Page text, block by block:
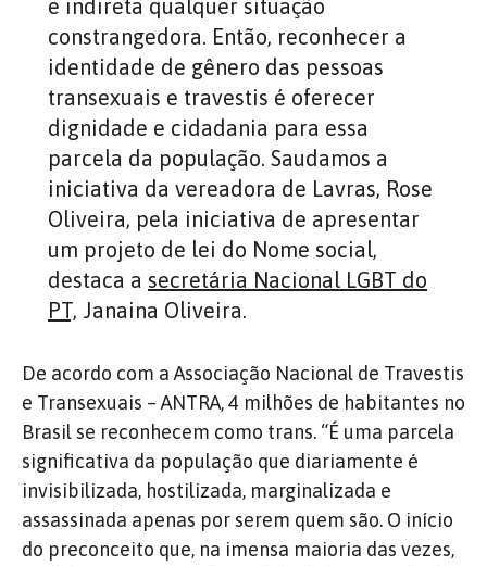
e indireta qualquer situação
constrangedora. Então, reconhecer a
identidade de gênero das pessoas
transexuais e travestis é oferecer
dignidade e cidadania para essa
parcela da população. Saudamos a
iniciativa da vereadora de Lavras, Rose
Oliveira, pela iniciativa de apresentar
um projeto de lei do Nome social,
destaca a secretária Nacional LGBT do
PT, Janaina Oliveira.
De acordo com a Associação Nacional de Travestis
e Transexuais – ANTRA, 4 milhões de habitantes no
Brasil se reconhecem como trans. “É uma parcela
significativa da população que diariamente é
invisibilizada, hostilizada, marginalizada e
assassinada apenas por serem quem são. O início
do preconceito que, na imensa maioria das vezes,